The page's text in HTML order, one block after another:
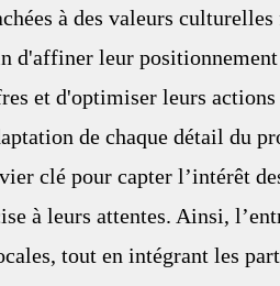
à des valeurs culturelles
d'affiner leur
et d'optimiser leurs
de chaque détail du
clé pour capter l’intérêt
à leurs attentes. Ainsi,
tout en intégrant les